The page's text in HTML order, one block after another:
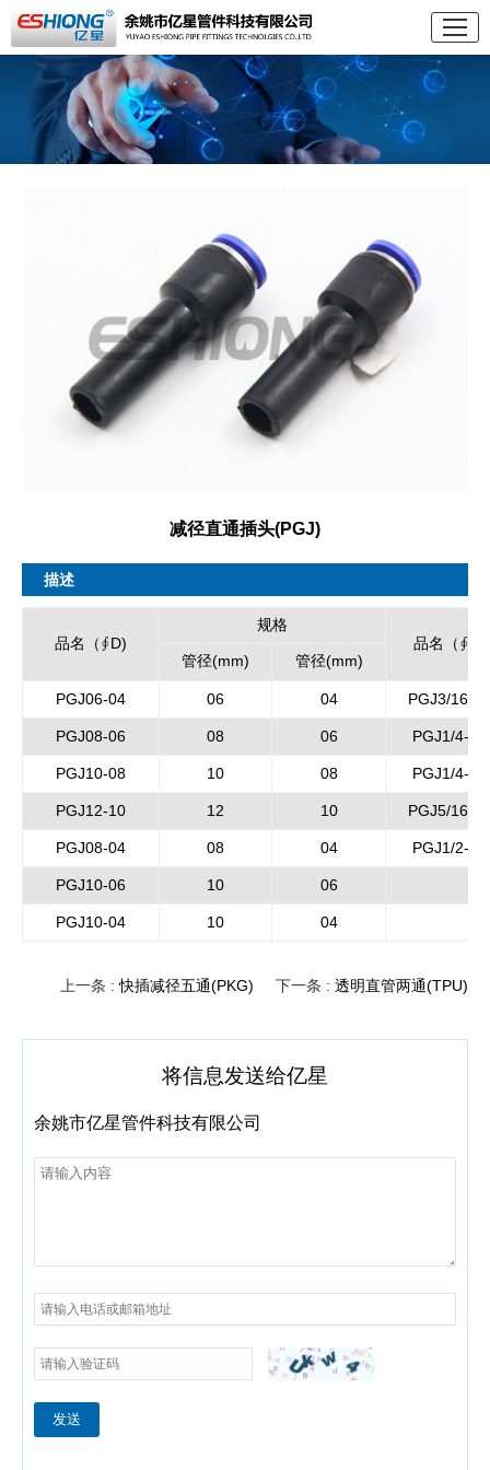
减径直通插头(PGJ)
描述
品名（∮D)
规格
品名（∮D)
管径(mm)
管径(mm)
PGJ06-04 06 04 PGJ3/16-04
PGJ08-06 08 06 PGJ1/4-04
PGJ10-08 10 08 PGJ1/4-12
PGJ12-10 12 10 PGJ5/16-06
PGJ08-04 08 04 PGJ1/2-10
PGJ10-06 10 06
PGJ10-04 10 04
下一条 : 透明直管两通(TPU)
上一条 :快插减径五通(PKG)
将信息发送给亿星
余姚市亿星管件科技有限公司
发送